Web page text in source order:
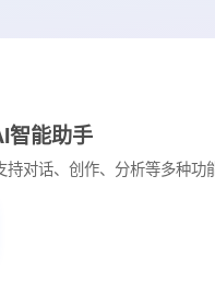
智能助手
对话、创作、分析等多种功